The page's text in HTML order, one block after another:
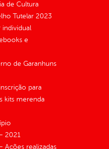
de Cultura
Tutelar 2023
individual
e
de Garanhuns
para
kits merenda
2021
Ações realizadas